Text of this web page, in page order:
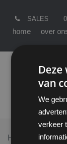
SALES
home over
Home >All
van
We
verkeer